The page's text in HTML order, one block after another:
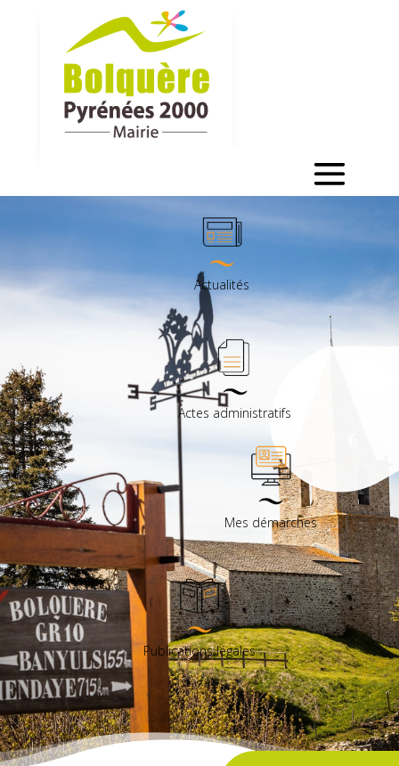
Actualités
Actes administratifs
Mes démarches
Publications légales